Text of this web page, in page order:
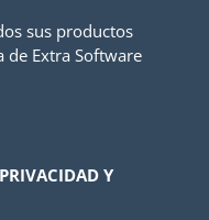
sus productos
de Extra Software
Y